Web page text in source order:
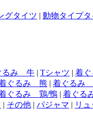
グタイツ | 動物タイプ
るみ 牛 | Tシャツ | 着
ぐるみ 熊 | 着ぐるみ
ぐるみ 鶏/鴨 | 着ぐる
| その他 | パジャマ | リ